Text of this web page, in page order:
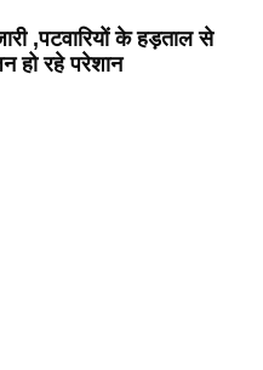
,पटवारियों के हड़ताल से
हो रहे परेशान